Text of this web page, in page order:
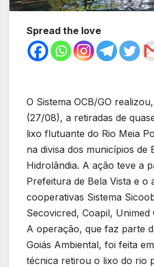
Spread the love
O Sistema OCB/GO
(27/08), a retiradas de
lixo flutuante do Rio Meia
na divisa dos municípios de
Hidrolândia. A ação teve a
Prefeitura de Bela Vista e o
cooperativas Sistema
Secovicred, Coapil, Unimed
A operação, que faz parte
Goiás Ambiental, foi feita
técnica retirou o lixo do rio